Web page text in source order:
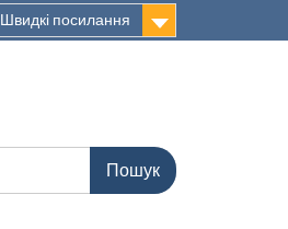
Швидкі посилання